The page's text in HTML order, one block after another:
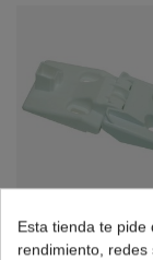
Esta tienda te pide
rendimiento, redes